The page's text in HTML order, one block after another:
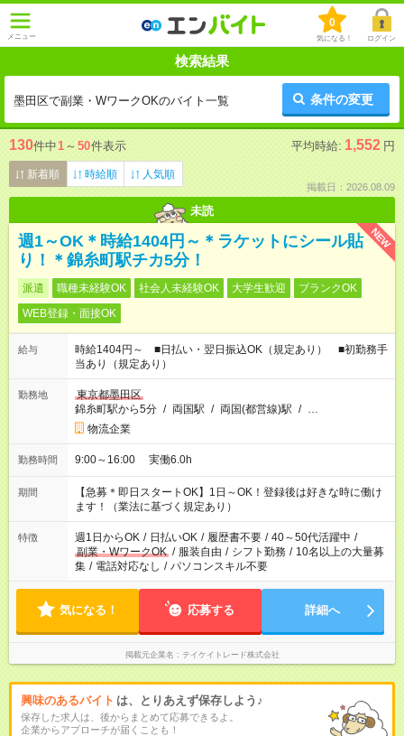
メニュー
0
気になる！ ログイン
検索結果
墨田区で副業・WワークOKのバイト一覧 条件の変更
130件中1 ～ 50件表示 平均時給: 1,552 円
新着順 時給順 人気順
掲載日：2026.08.09
未読
NEW
週1～OK＊時給1404円～＊ラケットにシール貼
り！＊錦糸町駅チカ5分！
派遣 職種未経験OK 社会人未経験OK 大学生歓迎
ブランクOK
WEB登録・面接OK
給与
時給1404円～ ■日払い・翌日振込OK（規定あり） ■初勤務手
当あり（規定あり）
勤務地
東京都墨田区
錦糸町駅から5分 / 両国駅 / 両国(都営線)駅 / …
物流企業
勤務時間 9:00～16:00 実働6.0h
期間
【急募＊即日スタートOK】1日～OK！登録後は好きな時に働け
ます！（業法に基づく規定あり）
特徴 週1日からOK / 日払いOK / 履歴書不要 / 40～50代活躍中 /
副業・WワークOK / 服装自由 / シフト勤務 / 10名以上の大量募
集 / 電話対応なし / パソコンスキル不要
気になる！ 応募する 詳細へ
掲載元企業名 テイケイトレード株式会社
興味のあるバイト は、とりあえず保存しよう♪
保存した求人は、後からまとめて応募できるよ。
企業からアプローチが届くことも！